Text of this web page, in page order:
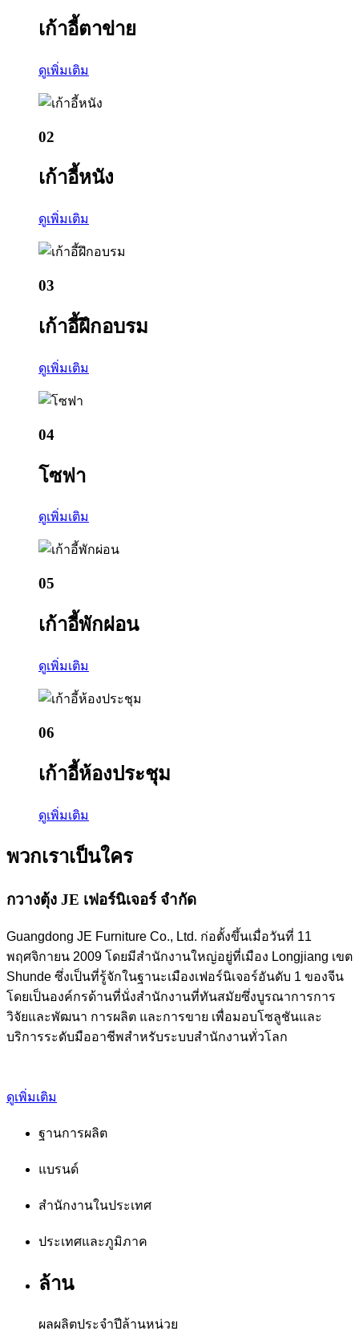
เก้าอี้ตาข่าย
ดูเพิ่มเติม
02
เก้าอี้หนัง
ดูเพิ่มเติม
03
เก้าอี้ฝึกอบรม
ดูเพิ่มเติม
04
โซฟา
ดูเพิ่มเติม
05
เก้าอี้พักผ่อน
ดูเพิ่มเติม
06
เก้าอี้ห้องประชุม
ดูเพิ่มเติม
พวกเราเป็นใคร
กวางตุ้ง JE เฟอร์นิเจอร์ จำกัด
Guangdong JE Furniture Co., Ltd. ก่อตั้งขึ้นเมื่อวันที่ 11
พฤศจิกายน 2009 โดยมีสำนักงานใหญ่อยู่ที่เมือง Longjiang เขต
Shunde ซึ่งเป็นที่รู้จักในฐานะเมืองเฟอร์นิเจอร์อันดับ 1 ของจีน
โดยเป็นองค์กรด้านที่นั่งสำนักงานที่ทันสมัยซึ่งบูรณาการการ
วิจัยและพัฒนา การผลิต และการขาย เพื่อมอบโซลูชันและ
บริการระดับมืออาชีพสำหรับระบบสำนักงานทั่วโลก
ดูเพิ่มเติม
ฐานการผลิต
แบรนด์
สำนักงานในประเทศ
ประเทศและภูมิภาค
ล้าน
ผลผลิตประจำปีล้านหน่วย